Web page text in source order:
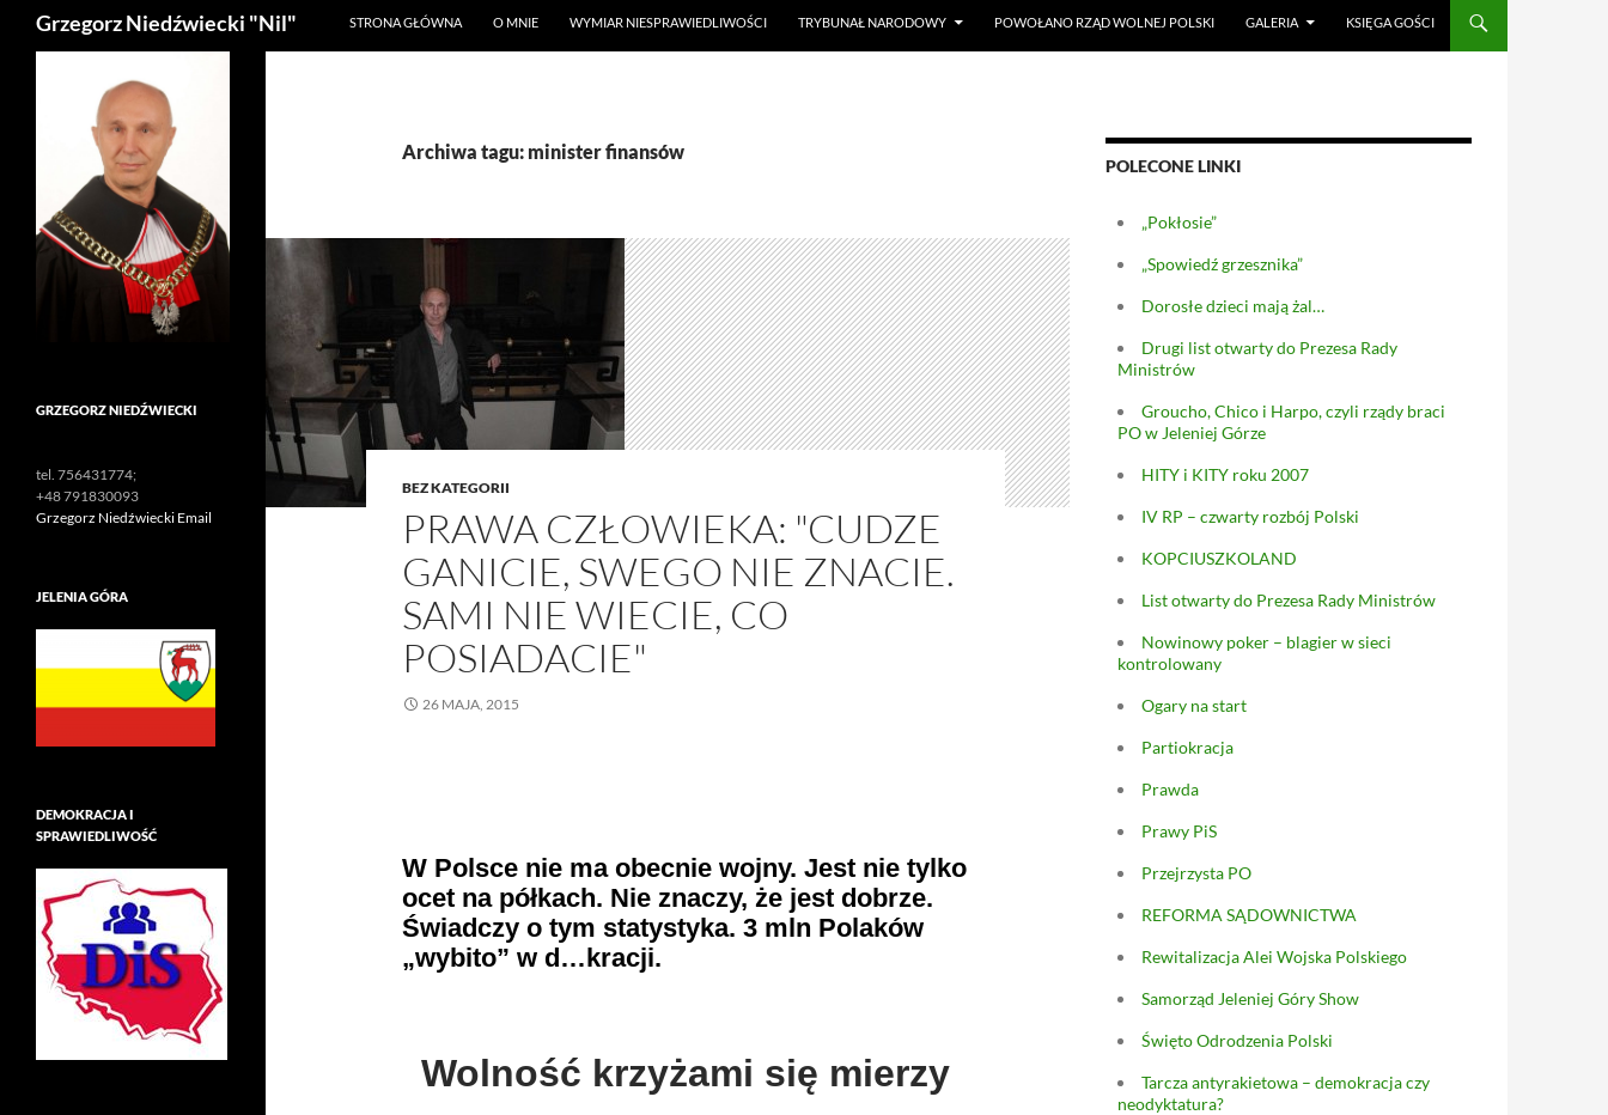
Grzegorz Niedźwiecki "Nil" STRONA GŁÓWNA O MNIE WYMIAR NIESPRAWIEDLIWOŚCI TRYBUNAŁ NARODOWY POWOŁANO RZĄD WOLNEJ POLSKI GALERIA KSIĘGA GOŚCI
Archiwa tagu: minister finansów
BEZ KATEGORII
PRAWA CZŁOWIEKA: "CUDZE
GANICIE, SWEGO NIE ZNACIE.
SAMI NIE WIECIE, CO
POSIADACIE"
26 MAJA, 2015
W Polsce nie ma obecnie wojny. Jest nie tylko
ocet na półkach. Nie znaczy, że jest dobrze.
Świadczy o tym statystyka. 3 mln Polaków
„wybito” w d…kracji.
Wolność krzyżami się mierzy
POLECONE LINKI
„Pokłosie”
„Spowiedź grzesznika”
Dorosłe dzieci mają żal…
Drugi list otwarty do Prezesa Rady
Ministrów
Groucho, Chico i Harpo, czyli rządy braci
PO w Jeleniej Górze
HITY i KITY roku 2007
IV RP – czwarty rozbój Polski
KOPCIUSZKOLAND
List otwarty do Prezesa Rady Ministrów
Nowinowy poker – blagier w sieci
kontrolowany
Ogary na start
Partiokracja
Prawda
Prawy PiS
Przejrzysta PO
REFORMA SĄDOWNICTWA
Rewitalizacja Alei Wojska Polskiego
Samorząd Jeleniej Góry Show
Święto Odrodzenia Polski
Tarcza antyrakietowa – demokracja czy
neodyktatura?
GRZEGORZ NIEDŹWIECKI
tel. 756431774;
+48 791830093
Grzegorz Niedźwiecki Email
JELENIA GÓRA
DEMOKRACJA I
SPRAWIEDLIWOŚĆ